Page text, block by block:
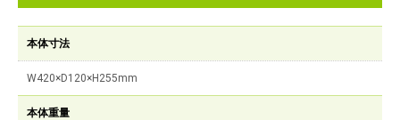
本体寸法
W420×D120×H255mm
本体重量